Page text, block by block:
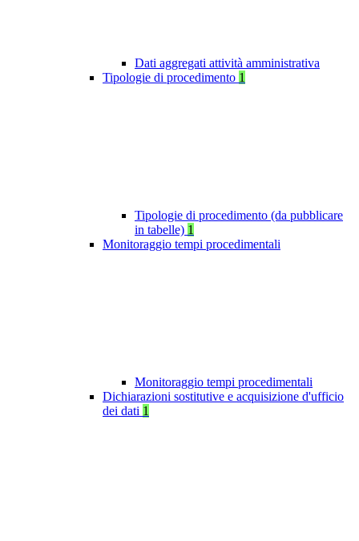
Dati aggregati attività amministrativa
Tipologie di procedimento 1
Tipologie di procedimento (da pubblicare
in tabelle) 1
Monitoraggio tempi procedimentali
Monitoraggio tempi procedimentali
Dichiarazioni sostitutive e acquisizione d'ufficio
dei dati 1